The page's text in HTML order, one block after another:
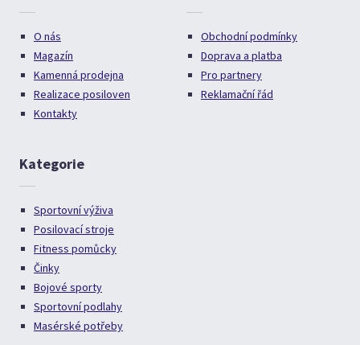
O nás
Magazín
Kamenná prodejna
Realizace posiloven
Kontakty
Obchodní podmínky
Doprava a platba
Pro partnery
Reklamační řád
Kategorie
Sportovní výživa
Posilovací stroje
Fitness pomůcky
Činky
Bojové sporty
Sportovní podlahy
Masérské potřeby